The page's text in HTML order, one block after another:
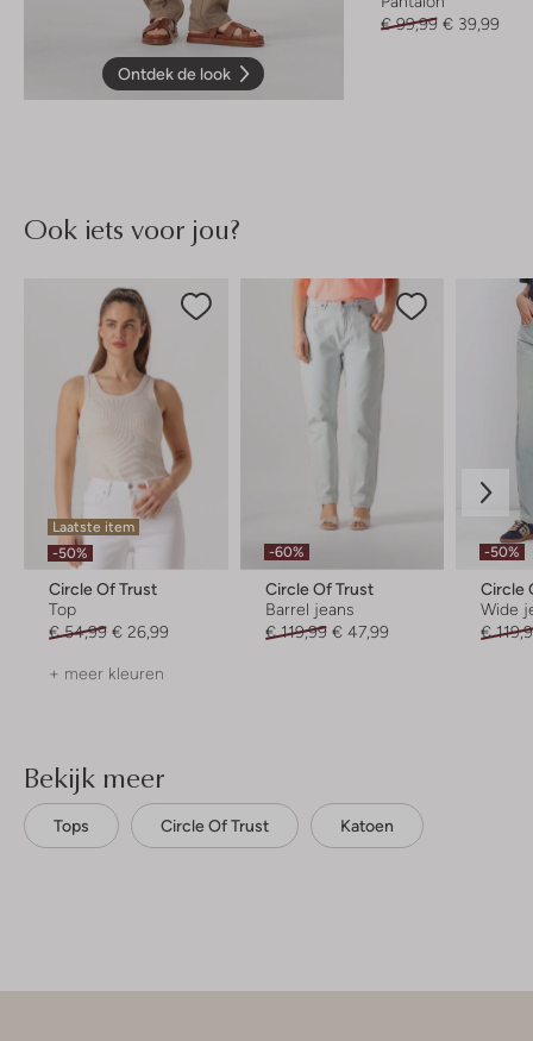
Ontdek de look
€ 99,99 € 39,99
Ook iets voor jou?
Laatste item
-50%
Circle Of Trust
Top
€ 54,99 € 26,99
+ meer kleuren
-60%
Circle Of Trust
Barrel jeans
€ 119,99 € 47,99
-50%
Circle
Wide
€
Bekijk meer
Tops Circle Of Trust Katoen